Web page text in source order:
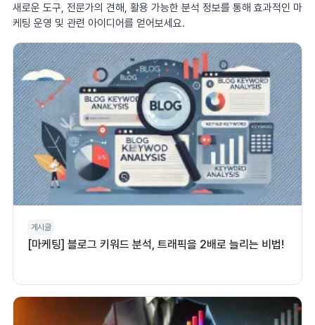
새로운 도구, 전문가의 견해, 활용 가능한 분석 정보를 통해 효과적인 마
케팅 운영 및 관련 아이디어를 얻어보세요.
게시글
[마케팅] 블로그 키워드 분석, 트래픽을 2배로 늘리는 비법!